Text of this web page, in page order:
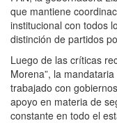
que mantiene
institucional con todos
distinción de partidos
Luego de las críticas
Morena”, la
trabajado con
apoyo en materia de
constante en todo el